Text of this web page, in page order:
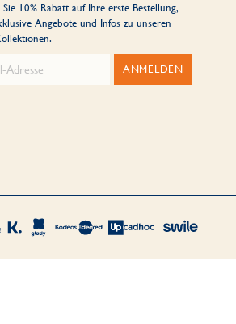
10% Rabatt auf Ihre erste Bestellung,
Angebote und Infos zu unseren
ANMELDEN